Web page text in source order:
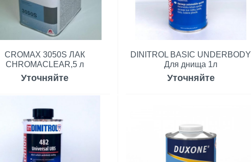
CROMAX 3050S ЛАК
CHROMACLEAR,5 л
Уточняйте
DINITROL BASIC UNDERBODY
Для днища 1л
Уточняйте